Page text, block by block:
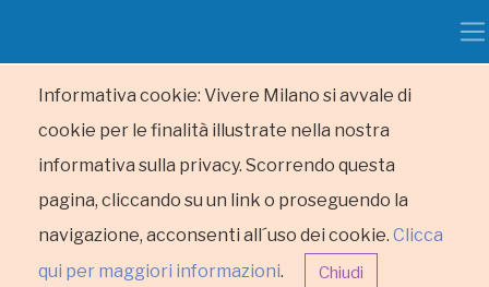
Informativa cookie: Vivere Milano si avvale di
cookie per le finalità illustrate nella nostra
informativa sulla privacy. Scorrendo questa
pagina, cliccando su un link o proseguendo la
navigazione, acconsenti all´uso dei cookie. Clicca
qui per maggiori informazioni. Chiudi